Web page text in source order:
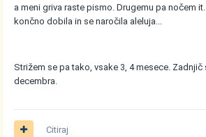
a meni griva raste pismo. Drugemu pa nočem
končno dobila in se naročila aleluja...
Strižem se pa tako, vsake 3, 4 mesece. Zadnjič
decembra.
Citiraj